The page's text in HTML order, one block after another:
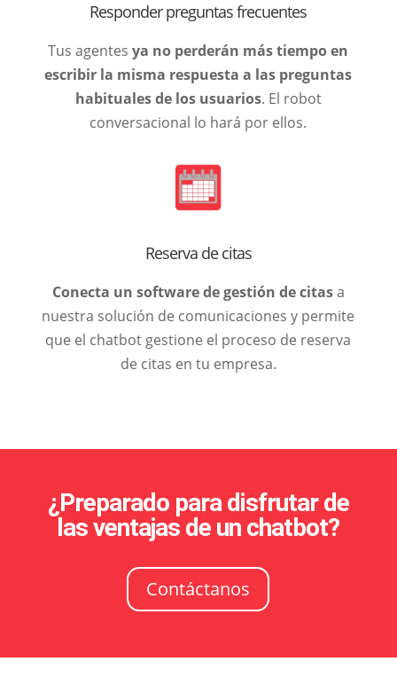
Responder preguntas frecuentes
Tus agentesya no perderán más tiempo en
escribir la misma respuesta a las preguntas
habituales de los usuarios. El robot
conversacional lo hará por ellos.
Reserva de citas
Conecta un software de gestión de citasa
nuestra solución de comunicaciones y permite
que el chatbot gestione el proceso de reserva
de citas en tu empresa.
¿Preparado para disfrutar de
las ventajas de un chatbot?
Contáctanos